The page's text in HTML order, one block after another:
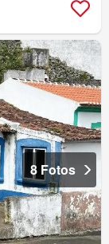
8 Fotos